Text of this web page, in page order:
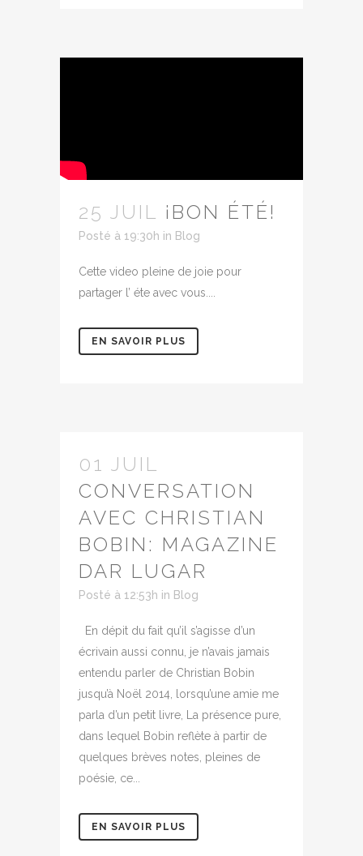
25 JUIL ¡BON ÉTÉ!
Posté à 19:30h in Blog
Cette video pleine de joie pour
partager l’ éte avec vous....
EN SAVOIR PLUS
01 JUIL
CONVERSATION
AVEC CHRISTIAN
BOBIN: MAGAZINE
DAR LUGAR
Posté à 12:53h in Blog
En dépit du fait qu’il s’agisse d’un
écrivain aussi connu, je n’avais jamais
entendu parler de Christian Bobin
jusqu’à Noël 2014, lorsqu’une amie me
parla d’un petit livre, La présence pure,
dans lequel Bobin reflète à partir de
quelques brèves notes, pleines de
poésie, ce...
EN SAVOIR PLUS